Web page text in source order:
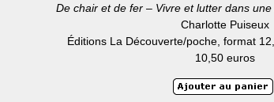
De chair et de fer – Vivre et lutter dans
Charlotte Puiseux
Éditions La Découverte/poche, format
10,50 euros